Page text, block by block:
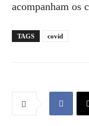
acompanham os
TAGS covid